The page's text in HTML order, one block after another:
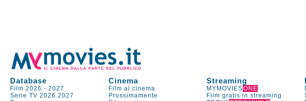
Database Cinema Streaming
Film 2026 -2027 Film al cinema MYMOVIESONE
Serie TV 2026 2027 Prossimamente Film gratis in streaming